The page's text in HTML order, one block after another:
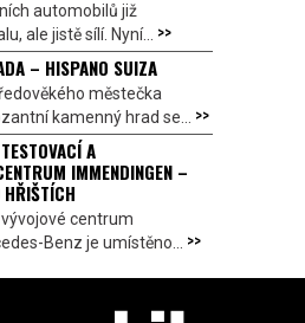
automobilů již
ale jistě sílí. Nyní... >>
– HISPANO SUIZA
městečka
kamenný hrad se... >>
A
IMMENDINGEN –
centrum
Benz je umístěno... >>